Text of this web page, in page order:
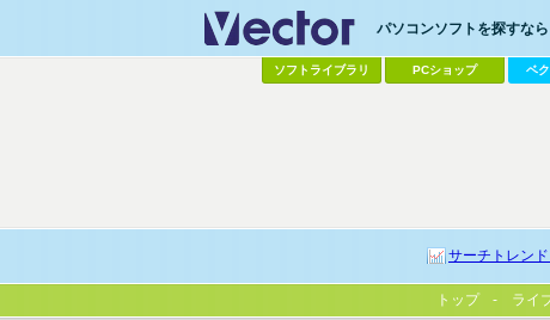
パソコンソフトを探すなら
ソフトライブラリ PCショップ ベ
サーチトレンド
トップ ライ